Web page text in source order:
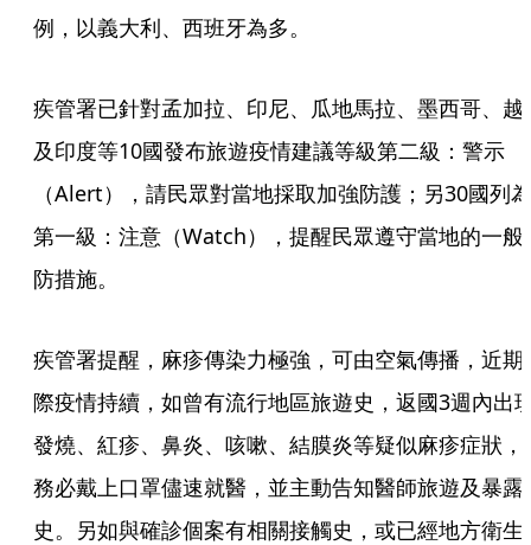
例，以義大利、西班牙為多。
疾管署已針對孟加拉、印尼、瓜地馬拉、墨西哥、越
及印度等10國發布旅遊疫情建議等級第二級：警示
（Alert），請民眾對當地採取加強防護；另30國列為
第一級：注意（Watch），提醒民眾遵守當地的一般
防措施。
疾管署提醒，麻疹傳染力極強，可由空氣傳播，近期
際疫情持續，如曾有流行地區旅遊史，返國3週內出
發燒、紅疹、鼻炎、咳嗽、結膜炎等疑似麻疹症狀，
務必戴上口罩儘速就醫，並主動告知醫師旅遊及暴露
史。另如與確診個案有相關接觸史，或已經地方衛生